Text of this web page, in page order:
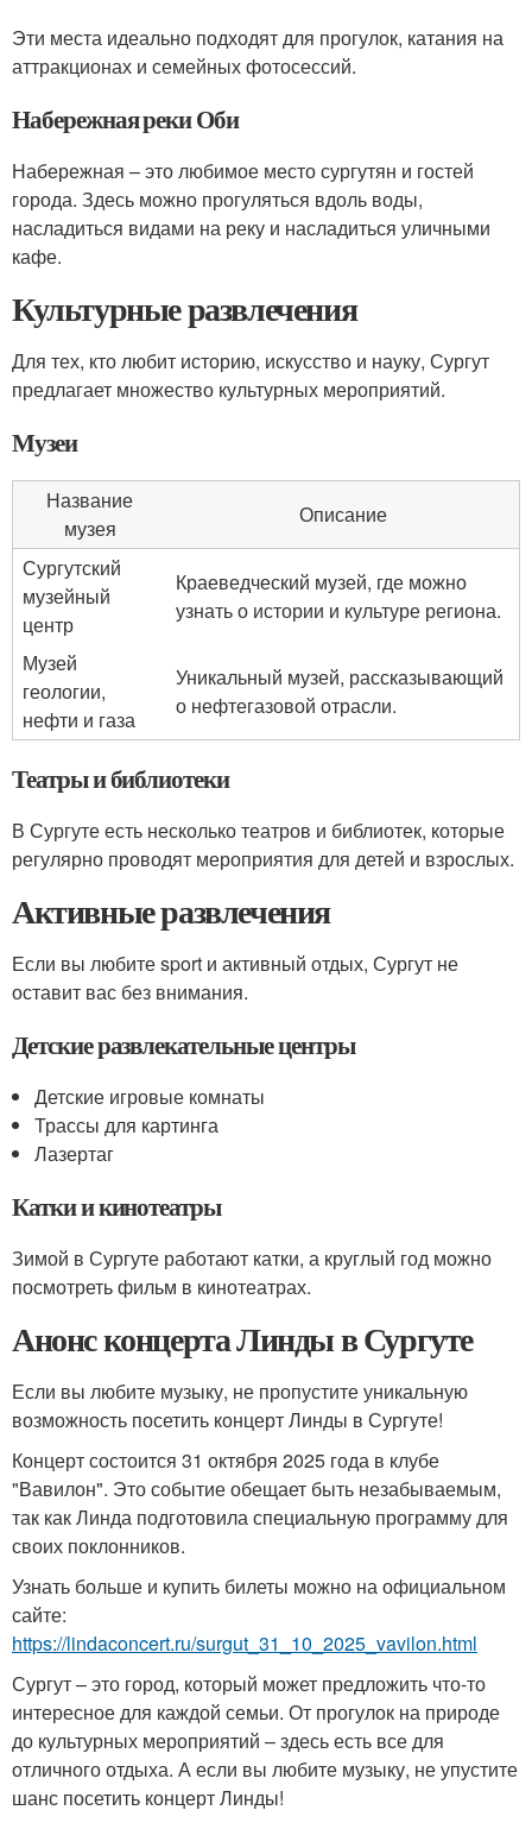
Эти места идеально подходят для прогулок, катания на
аттракционах и семейных фотосессий.
Набережная реки Оби
Набережная – это любимое место сургутян и гостей
города. Здесь можно прогуляться вдоль воды,
насладиться видами на реку и насладиться уличными
кафе.
Культурные развлечения
Для тех, кто любит историю, искусство и науку, Сургут
предлагает множество культурных мероприятий.
Музеи
Название
музея
Описание
Сургутский
музейный
центр
Краеведческий музей, где можно
узнать о истории и культуре региона.
Музей
геологии,
нефти и газа
Уникальный музей, рассказывающий
о нефтегазовой отрасли.
Театры и библиотеки
В Сургуте есть несколько театров и библиотек, которые
регулярно проводят мероприятия для детей и взрослых.
Активные развлечения
Если вы любите sport и активный отдых, Сургут не
оставит вас без внимания.
Детские развлекательные центры
Детские игровые комнаты
Трассы для картинга
Лазертаг
Катки и кинотеатры
Зимой в Сургуте работают катки, а круглый год можно
посмотреть фильм в кинотеатрах.
Анонс концерта Линды в Сургуте
Если вы любите музыку, не пропустите уникальную
возможность посетить концерт Линды в Сургуте!
Концерт состоится 31 октября 2025 года в клубе
"Вавилон". Это событие обещает быть незабываемым,
так как Линда подготовила специальную программу для
своих поклонников.
Узнать больше и купить билеты можно на официальном
сайте:
https://lindaconcert.ru/surgut_31_10_2025_vavilon.html
Сургут – это город, который может предложить что-то
интересное для каждой семьи. От прогулок на природе
до культурных мероприятий – здесь есть все для
отличного отдыха. А если вы любите музыку, не упустите
шанс посетить концерт Линды!